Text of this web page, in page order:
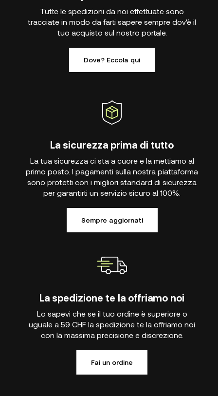
Tutte le spedizioni da noi effettuate sono
tracciate in modo da farti sapere sempre dov'è il
tuo acquisto sul nostro portale.
Dove? Eccola qui
La sicurezza prima di tutto
La tua sicurezza ci sta a cuore e la mettiamo al
primo posto. I pagamenti sulla nostra piattaforma
sono protetti con i migliori standard di sicurezza
per garantirti un servizio sicuro al 100%.
Sempre aggiornati
La spedizione te la offriamo noi
Lo sapevi che se il tuo ordine è superiore o
uguale a 59 CHF la spedizione te la offriamo noi
con la massima precisione e discrezione.
Fai un ordine